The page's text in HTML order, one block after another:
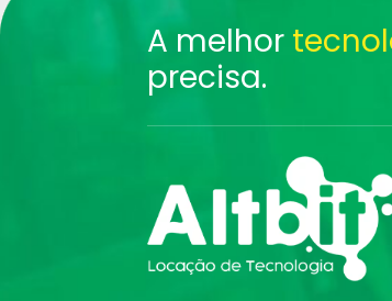
A melhor
precisa.